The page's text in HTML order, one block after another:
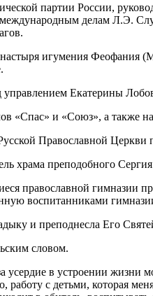
партии России,
делам Л.Э.
игумения
Екатерины
«Спас» и «Союз», а также
Православной Церкви
храма преподобного
православной гимназии
воспитанниками
и преподнесла Его
словом.
в устроении жизни
с детьми, которая